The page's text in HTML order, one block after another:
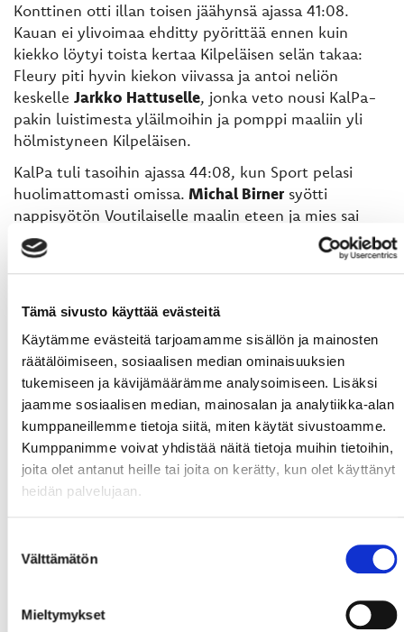
Tämä sivusto käyttää evästeitä
Käytämme evästeitä tarjoamamme sisällön ja mainosten
räätälöimiseen, sosiaalisen median ominaisuuksien
tukemiseen ja kävijämäärämme analysoimiseen. Lisäksi
jaamme sosiaalisen median, mainosalan ja analytiikka-alan
kumppaneillemme tietoja siitä, miten käytät sivustoamme.
Kumppanimme voivat yhdistää näitä tietoja muihin tietoihin,
joita olet antanut heille tai joita on kerätty, kun olet käyttänyt
heidän palvelujaan.
valinta
Välttämätön
Mieltymykset
Konttinen otti illan toisen jäähynsä ajassa 41:08.
Kauan ei ylivoimaa ehditty pyörittää ennen kuin
kiekko löytyi toista kertaa Kilpeläisen selän takaa:
Fleury piti hyvin kiekon viivassa ja antoi neliön
keskelle Jarkko Hattuselle, jonka veto nousi KalPa-
pakin luistimesta yläilmoihin ja pomppi maaliin yli
hölmistyneen Kilpeläisen.
KalPa tuli tasoihin ajassa 44:08, kun Sport pelasi
huolimattomasti omissa. Michal Birner syötti
nappisyötön Voutilaiselle maalin eteen ja mies sai
rauhassa harhauttaa illan toisen kaappinsa.
katsomoon saaden illan toisen jäähynsä ajassa 44:26.
Sport-ylivoima oli tänään tehokas ja reilu puolen
minuutin pyöritys päättyi kultakypärä Bertrandin
ampuessa riparista kiekon Kilpeläisen längistä sisään
ja Sportin 3-2 johtoon ajassa 45:08.
Maali sytytti Sportia entisestään ja ratkaisu roikkui
ilmassa. Paras paikka tuli Bertrandille, joka karvasi
kiekon hienosti keskialueella ja hassutti KalPa-pakki
Lyttisen painaen yksin läpi. Veto painui kuitenkin
Viimeiselle vitoselle Sport hieman passivoitui ja KalPa
kuitenkin puolusti nöyrästi ja loistava Hannu